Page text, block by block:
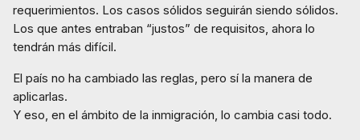
requerimientos. Los casos sólidos seguirán siendo sólidos.
Los que antes entraban “justos” de requisitos, ahora lo
tendrán más difícil.
El país no ha cambiado las reglas, pero sí la manera de
aplicarlas.
Y eso, en el ámbito de la inmigración, lo cambia casi todo.